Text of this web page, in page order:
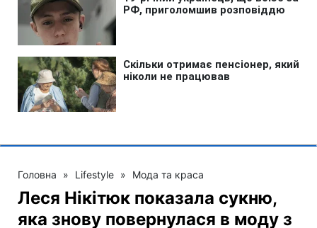
Головна » Lifestyle » Мода та краса
Леся Нікітюк показала сукню,
яка знову повернулася в моду з